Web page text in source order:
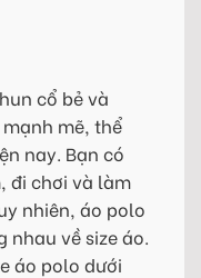
cổ bẻ và
mẽ, thể
nay. Bạn có
đi chơi và làm
nhiên, áo polo
nhau về size áo.
áo polo dưới